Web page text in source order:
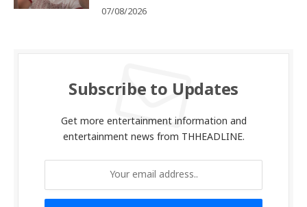
07/08/2026
Subscribe to Updates
Get more entertainment information and
entertainment news from THHEADLINE.